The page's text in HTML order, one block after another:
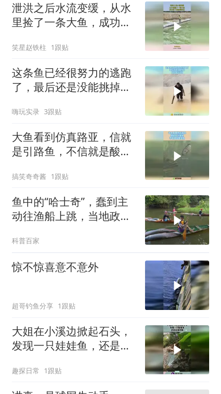
泄洪之后水流变缓，从水
里捡了一条大鱼，成功救
笑星赵铁柱 1跟贴
这条鱼已经很努力的逃跑
了，最后还是没能挑掉，
嗨玩实录 3跟贴
大鱼看到仿真路亚，信就
是引路鱼，不信就是酸菜
搞笑奇奇酱 1跟贴
鱼中的“哈士奇”，蠢到主
动往渔船上跳，当地政府
科普百家
惊不惊喜意不意外
超哥钓鱼分享 1跟贴
大姐在小溪边掀起石头，
发现一只娃娃鱼，还是幼
趣探日常 1跟贴